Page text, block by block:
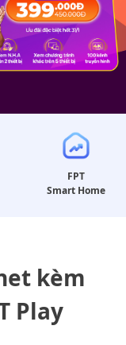
FPT
Smart Home
kèm
Play